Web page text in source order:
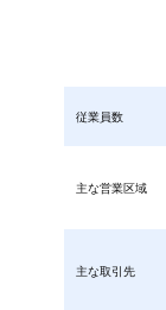
従業員数
主な営業区域
主な取引先